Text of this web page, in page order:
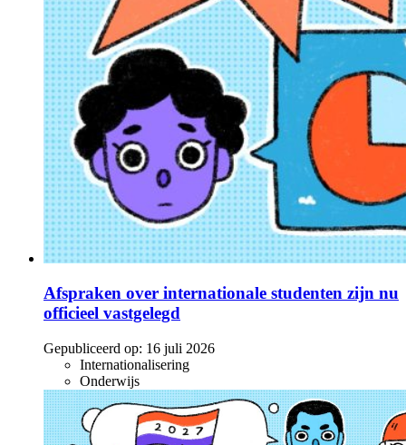
Afspraken over internationale studenten zijn nu
officieel vastgelegd
Gepubliceerd op: 16 juli 2026
Internationalisering
Onderwijs